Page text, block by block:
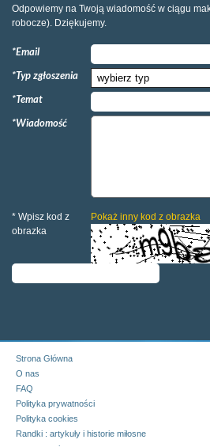
Odpowiemy na Twoją wiadomość w ciągu
robocze). Dziękujemy.
*Email
*Typ zgłoszenia
*Temat
*Wiadomość
* Wpisz kod z
obrazka
Pokaż inny kod z obrazka
Strona Główna
O nas
FAQ
Polityka prywatności
Polityka cookies
Randki : artykuły i historie miłosne